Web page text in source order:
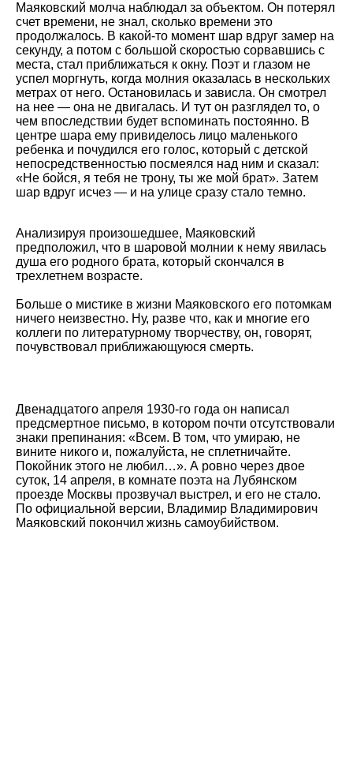
Маяковский молча наблюдал за объектом. Он потерял
счет времени, не знал, сколько времени это
продолжалось. В какой-то момент шар вдруг замер на
секунду, а потом с большой скоростью сорвавшись с
места, стал приближаться к окну. Поэт и глазом не
успел моргнуть, когда молния оказалась в нескольких
метрах от него. Остановилась и зависла. Он смотрел
на нее — она не двигалась. И тут он разглядел то, о
чем впоследствии будет вспоминать постоянно. В
центре шара ему привиделось лицо маленького
ребенка и почудился его голос, который с детской
непосредственностью посмеялся над ним и сказал:
«Не бойся, я тебя не трону, ты же мой брат». Затем
шар вдруг исчез — и на улице сразу стало темно.
Анализируя произошедшее, Маяковский
предположил, что в шаровой молнии к нему явилась
душа его родного брата, который скончался в
трехлетнем возрасте.
Больше о мистике в жизни Маяковского его потомкам
ничего неизвестно. Ну, разве что, как и многие его
коллеги по литературному творчеству, он, говорят,
почувствовал приближающуюся смерть.
Двенадцатого апреля 1930-го года он написал
предсмертное письмо, в котором почти отсутствовали
знаки препинания: «Всем. В том, что умираю, не
вините никого и, пожалуйста, не сплетничайте.
Покойник этого не любил…». А ровно через двое
суток, 14 апреля, в комнате поэта на Лубянском
проезде Москвы прозвучал выстрел, и его не стало.
По официальной версии, Владимир Владимирович
Маяковский покончил жизнь самоубийством.